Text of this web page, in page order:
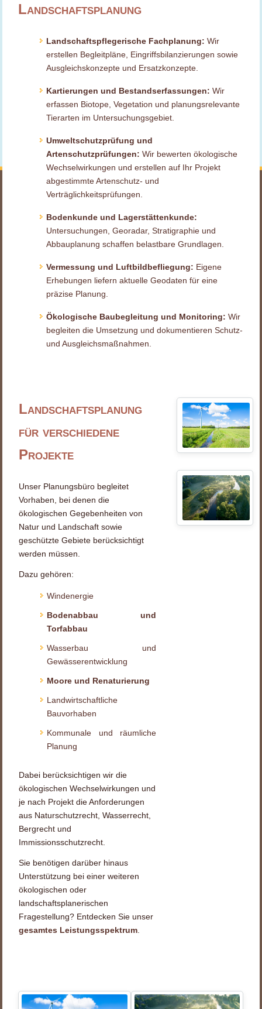
Landschaftsplanung
Landschaftspflegerische Fachplanung: Wir
erstellen Begleitpläne, Eingriffsbilanzierungen sowie
Ausgleichskonzepte und Ersatzkonzepte.
Kartierungen und Bestandserfassungen: Wir
erfassen Biotope, Vegetation und planungsrelevante
Tierarten im Untersuchungsgebiet.
Umweltschutzprüfung und
Artenschutzprüfungen: Wir bewerten ökologische
Wechselwirkungen und erstellen auf Ihr Projekt
abgestimmte Artenschutz- und
Verträglichkeitsprüfungen.
Bodenkunde und Lagerstättenkunde:
Untersuchungen, Georadar, Stratigraphie und
Abbauplanung schaffen belastbare Grundlagen.
Vermessung und Luftbildbefliegung: Eigene
Erhebungen liefern aktuelle Geodaten für eine
präzise Planung.
Ökologische Baubegleitung und Monitoring: Wir
begleiten die Umsetzung und dokumentieren Schutz-
und Ausgleichsmaßnahmen.
Landschaftsplanung
für verschiedene
Projekte
Unser Planungsbüro begleitet
Vorhaben, bei denen die
ökologischen Gegebenheiten von
Natur und Landschaft sowie
geschützte Gebiete berücksichtigt
werden müssen.
Dazu gehören:
Windenergie
Bodenabbau und
Torfabbau
Wasserbau und
Gewässerentwicklung
Moore und Renaturierung
Landwirtschaftliche
Bauvorhaben
Kommunale und räumliche
Planung
Dabei berücksichtigen wir die
ökologischen Wechselwirkungen und
je nach Projekt die Anforderungen
aus Naturschutzrecht, Wasserrecht,
Bergrecht und
Immissionsschutzrecht.
Sie benötigen darüber hinaus
Unterstützung bei einer weiteren
ökologischen oder
landschaftsplanerischen
Fragestellung? Entdecken Sie unser
gesamtes Leistungsspektrum